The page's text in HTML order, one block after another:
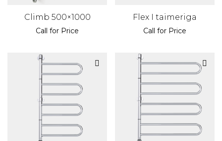
Climb 500×1000
Call for Price
Flex I taimeriga
Call for Price